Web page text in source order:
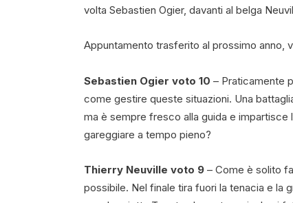
volta Sebastien Ogier, davanti al belga
Appuntamento trasferito al prossimo anno,
Sebastien Ogier voto 10 – Praticamente
come gestire queste situazioni. Una
ma è sempre fresco alla guida e
gareggiare a tempo pieno?
Thierry Neuville voto 9 – Come è solito
possibile. Nel finale tira fuori la tenacia e la